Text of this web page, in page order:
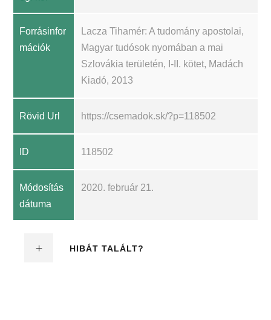
Forrásinfor
mációk
Lacza Tihamér: A tudomány apostolai,
Magyar tudósok nyomában a mai
Szlovákia területén, I-II. kötet, Madách
Kiadó, 2013
Rövid Url https://csemadok.sk/?p=118502
ID 118502
Módosítás
dátuma
2020. február 21.
HIBÁT TALÁLT?